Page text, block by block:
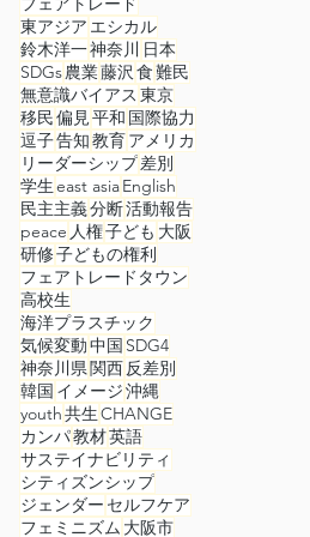
東アジア エシカル
鈴木洋一神奈川 日本
SDGs農業藤沢 食難民
無意識バイアス 東京
移民偏見平和 国際協力
逗子告知教育アメリカ
リーダーシップ差別
学生east asiaEnglish
民主主義分断活動報告
peace 人権子ども 大阪
研修子どもの権利
フェアトレードタウン
高校生
海洋プラスチック
気候変動中国 SDG4
神奈川県関西反差別
韓国 イメージ沖縄
youth共生CHANGE
カンパ教材英語
サステイナビリティ
シティズンシップ
ジェンダー セルフケア
フェミニズム 大阪市